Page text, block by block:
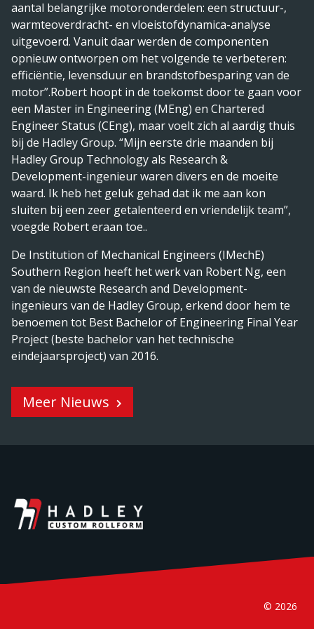
aantal belangrijke motoronderdelen: een structuur-,
warmteoverdracht- en vloeistofdynamica-analyse
uitgevoerd. Vanuit daar werden de componenten
opnieuw ontworpen om het volgende te verbeteren:
efficiëntie, levensduur en brandstofbesparing van de
motor”.Robert hoopt in de toekomst door te gaan voor
een Master in Engineering (MEng) en Chartered
Engineer Status (CEng), maar voelt zich al aardig thuis
bij de Hadley Group. “Mijn eerste drie maanden bij
Hadley Group Technology als Research &
Development-ingenieur waren divers en de moeite
waard. Ik heb het geluk gehad dat ik me aan kon
sluiten bij een zeer getalenteerd en vriendelijk team”,
voegde Robert eraan toe..
De Institution of Mechanical Engineers (IMechE)
Southern Region heeft het werk van Robert Ng, een
van de nieuwste Research and Development-
ingenieurs van de Hadley Group, erkend door hem te
benoemen tot Best Bachelor of Engineering Final Year
Project (beste bachelor van het technische
eindejaarsproject) van 2016.
Meer Nieuws
© 2026